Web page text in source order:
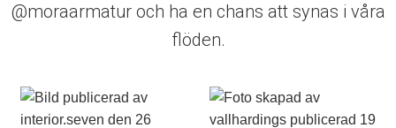
@moraarmatur och ha en chans att synas i våra
flöden.